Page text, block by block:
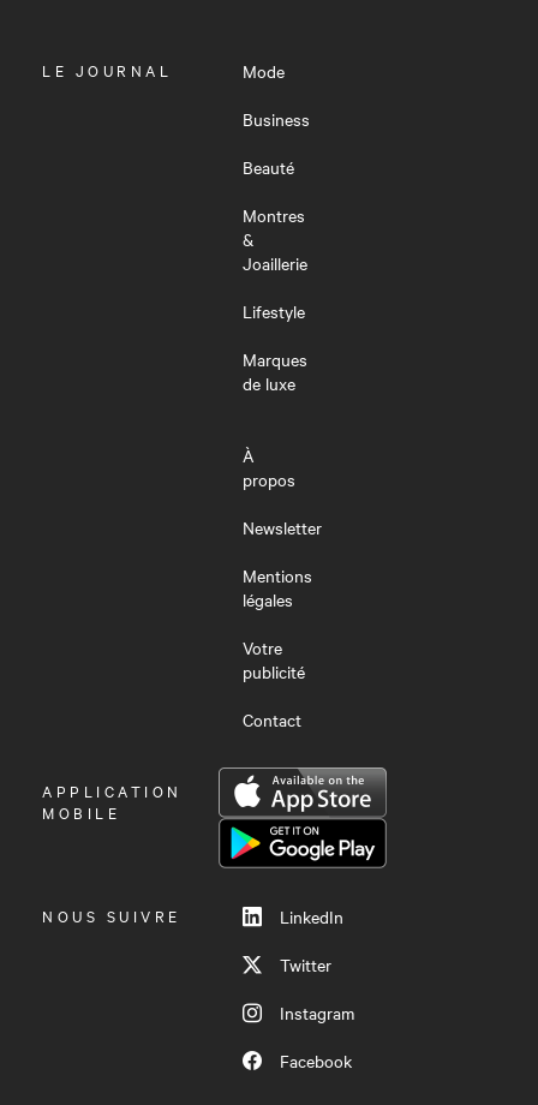
OUVRIR
LE JOURNAL
Mode
Business
Beauté
Montres
&
Joaillerie
Lifestyle
Marques
de luxe
À
propos
Newsletter
Mentions
légales
Votre
publicité
Contact
OUVRIR
LE
APPLICATION
MOBILE
NOUS SUIVRE
LinkedIn
Twitter
Instagram
Facebook